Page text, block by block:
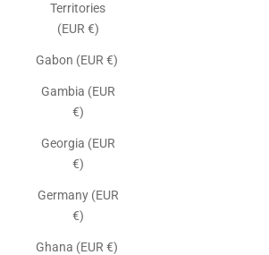
Territories
(EUR €)
Gabon (EUR €)
Gambia (EUR
€)
Georgia (EUR
€)
Germany (EUR
€)
Ghana (EUR €)